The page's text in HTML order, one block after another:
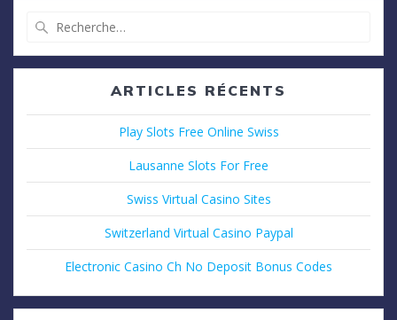
:
ARTICLES RÉCENTS
Play Slots Free Online Swiss
Lausanne Slots For Free
Swiss Virtual Casino Sites
Switzerland Virtual Casino Paypal
Electronic Casino Ch No Deposit Bonus Codes